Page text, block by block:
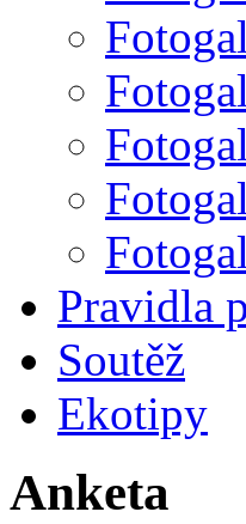
Pravidla
Soutěž
Ekotipy
Anketa